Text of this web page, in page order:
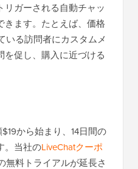
ガーされる自動チャッ
きます。たとえば、価格
いる訪問者にカスタムメ
を促し、購入に近づける
から始まり、14日間の
。当社のLiveChatクーポ
無料トライアルが延長さ